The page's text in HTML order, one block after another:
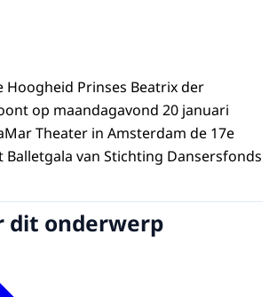
Hoogheid Prinses Beatrix der
op maandagavond 20 januari
Theater in Amsterdam de 17e
Balletgala van Stichting Dansersfonds
dit onderwerp